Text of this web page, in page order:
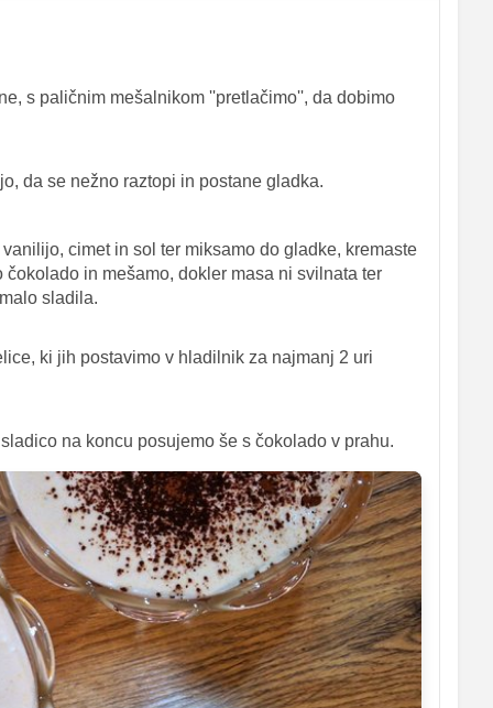
s paličnim mešalnikom ''pretlačimo'', da dobimo
da se nežno raztopi in postane gladka.
cimet in sol ter miksamo do gladke, kremaste
in mešamo, dokler masa ni svilnata ter
sladila.
ki jih postavimo v hladilnik za najmanj 2 uri
na koncu posujemo še s čokolado v prahu.